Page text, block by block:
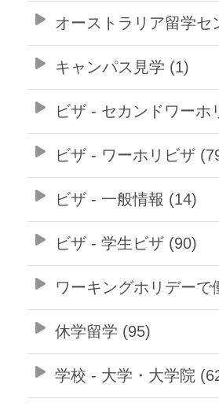
オーストラリア留学セ
キャンパス見学 (1)
ビザ - セカンドワーホ
ビザ - ワーホリビザ
ビザ - 一般情報 (14)
ビザ - 学生ビザ (90)
ワーキングホリデーで
休学留学 (95)
学校 - 大学・大学院